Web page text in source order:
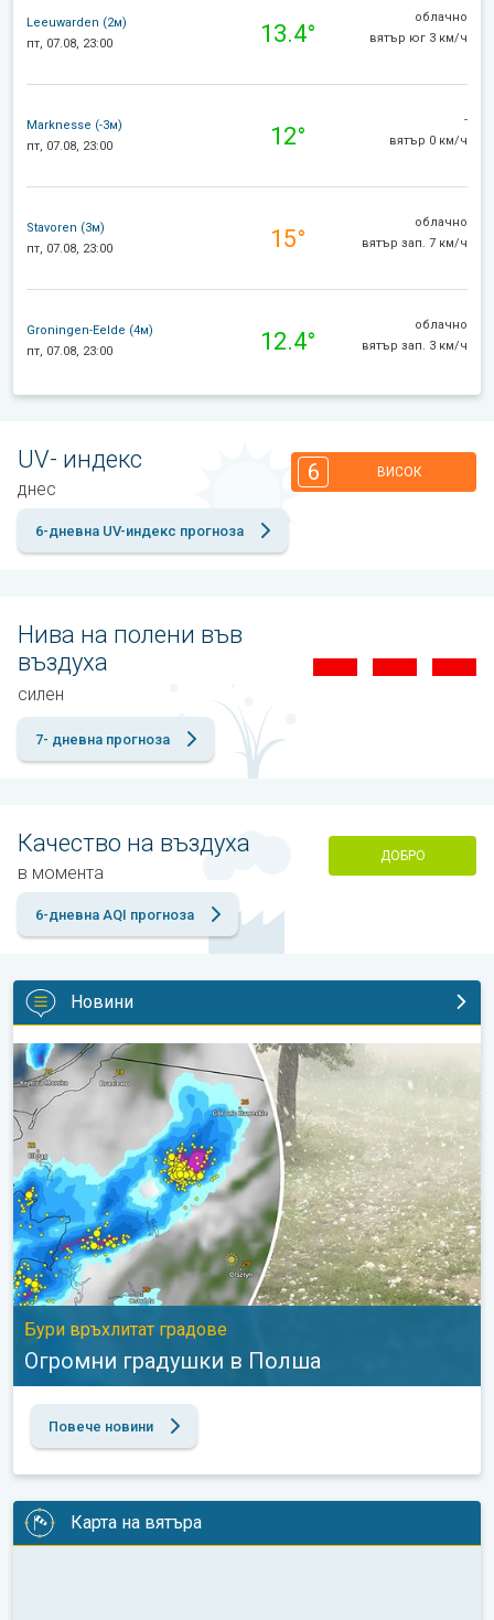
Leeuwarden (2м)
пт, 07.08, 23:00
13.4°
облачно
вятър юг 3 км/ч
Marknesse (-3м)
пт, 07.08, 23:00
12°
-
вятър 0 км/ч
Stavoren (3м)
пт, 07.08, 23:00
15°
облачно
вятър зап. 7 км/ч
Groningen-Eelde (4м)
пт, 07.08, 23:00
12.4°
облачно
вятър зап. 3 км/ч
UV- индекс
днес
6 ВИСОК
6-дневна UV-индекс прогноза
Нива на полени във
въздуха
силен
7- дневна прогноза
Качество на въздуха
в момента
ДОБРО
6-дневна AQI прогноза
Новини
Огромни градушки в Полша. Бури връхлитат градове. . .
Бури връхлитат градове
Огромни градушки в Полша
Повече новини
Карта на вятъра